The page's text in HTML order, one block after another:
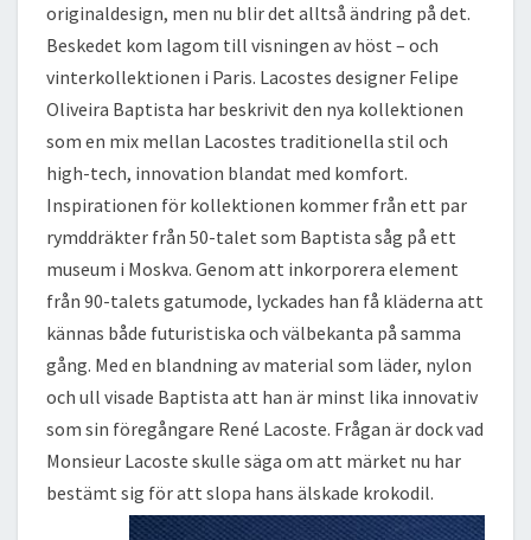
originaldesign, men nu blir det alltså ändring på det.
Beskedet kom lagom till visningen av höst – och
vinterkollektionen i Paris. Lacostes designer Felipe
Oliveira Baptista har beskrivit den nya kollektionen
som en mix mellan Lacostes traditionella stil och
high-tech, innovation blandat med komfort.
Inspirationen för kollektionen kommer från ett par
rymddräkter från 50-talet som Baptista såg på ett
museum i Moskva. Genom att inkorporera element
från 90-talets gatumode, lyckades han få kläderna att
kännas både futuristiska och välbekanta på samma
gång. Med en blandning av material som läder, nylon
och ull visade Baptista att han är minst lika innovativ
som sin föregångare René Lacoste. Frågan är dock vad
Monsieur Lacoste skulle säga om att märket nu har
bestämt sig för att slopa hans älskade krokodil.